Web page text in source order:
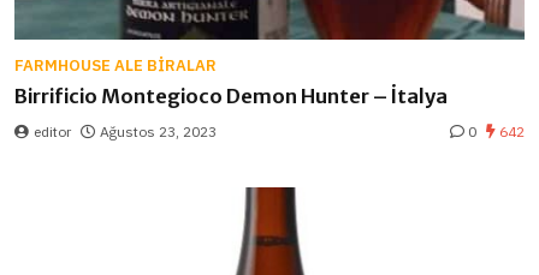
FARMHOUSE ALE BIRALAR
Birrificio Montegioco Demon Hunter – İtalya
editor Ağustos 23, 2023 0 642